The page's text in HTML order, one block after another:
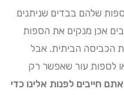
שלהם בבדים שניתנים
אכן מנקים את הספות
הכביסה הביתית. אבל
לספות עור שאפשר רק
אתם חייבים לפנות אלינו כדי